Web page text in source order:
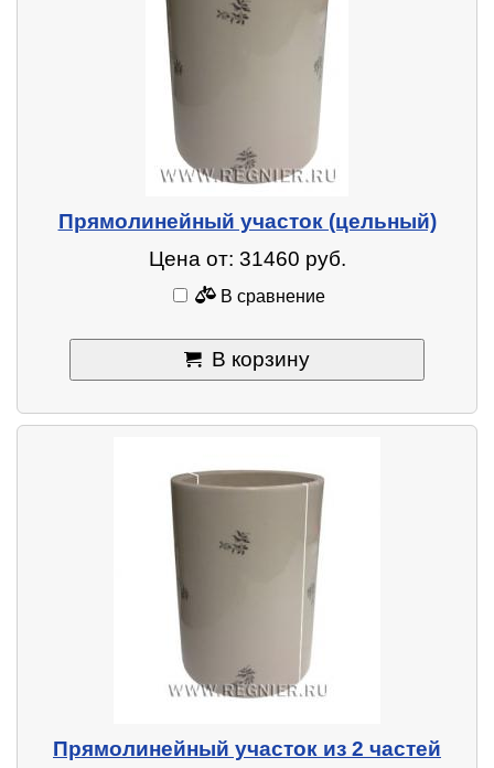
Прямолинейный участок (цельный)
Цена от: 31460 руб.
В сравнение
В корзину
Прямолинейный участок из 2 частей